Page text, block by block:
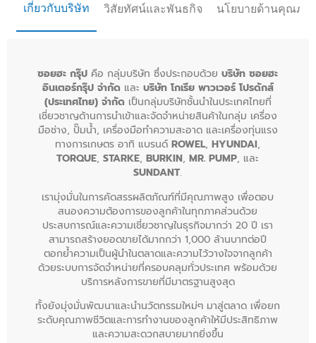
เกี่ยวกับบริษัท วิสัยทัศน์และพันธกิจ นโยบายด้านคุณภา
ซอยฮะ กรุ๊ป คือ กลุ่มบริษัท ซึ่งประกอบด้วยบริษัท ซอยฮะ
อินเตอร์กรุ๊ป จำกัด และ บริษัท โกเรีย พาวเวอร์ โปรดักส์
(ประเทศไทย) จำกัด เป็นกลุ่มบริษัทชั้นนำในประเทศไทยที่
เชี่ยวชาญด้านการนำเข้าและจัดจำหน่ายสินค้าในกลุ่ม เครื่อง
มือช่าง, ปั๊มน้ำ, เครื่องมือทำความสะอาด และเครื่องทุ่นแรง
ทางการเกษตร อาทิ แบรนด์ROWEL,HYUNDAI,
TORQUE,STARKE,BURKIN,MR. PUMP, และ
SUNDANT.
เรามุ่งมั่นในการคัดสรรผลิตภัณฑ์ที่มีคุณภาพสูง เพื่อตอบ
สนองความต้องการของลูกค้าในทุกภาคส่วนด้วย
ประสบการณ์และความเชี่ยวชาญในธุรกิจมากว่า 20 ปี เรา
สามารถสร้างยอดขายได้มากกว่า 1,000 ล้านบาทต่อปี
ตอกย้ำความเป็นผู้นำในตลาดและความไว้วางใจจากลูกค้า
ด้วยระบบการจัดจำหน่ายที่ครอบคลุมทั่วประเทศ พร้อมด้วย
บริการหลังการขายที่มีมาตรฐานสูงสุด
ทั้งยังมุ่งมั่นพัฒนาและนำนวัตกรรมใหม่ๆ มาสู่ตลาด เพื่อยก
ระดับคุณภาพชีวิตและการทำงานของลูกค้าให้มีประสิทธิภาพ
และความสะดวกสบายมากยิ่งขึ้น